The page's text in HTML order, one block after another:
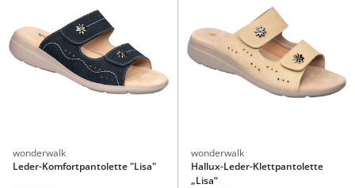
wonderwalk
Leder-Komfortpantolette "Lisa"
wonderwalk
Hallux-Leder-Klettpantolette
„Lisa“